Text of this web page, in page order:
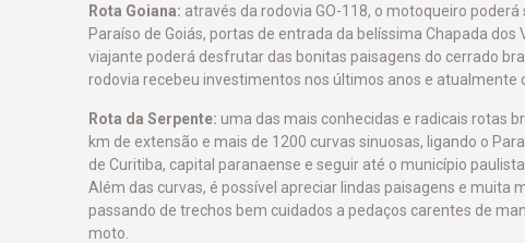
Rota Goiana: através da rodovia GO-118, o motoqueiro
Paraíso de Goiás, portas de entrada da belíssima Chapada
viajante poderá desfrutar das bonitas paisagens do cerrado
rodovia recebeu investimentos nos últimos anos e atualmente
Rota da Serpente: uma das mais conhecidas e radicais rotas
km de extensão e mais de 1200 curvas sinuosas, ligando o
de Curitiba, capital paranaense e seguir até o município
Além das curvas, é possível apreciar lindas paisagens e
passando de trechos bem cuidados a pedaços carentes de
moto.